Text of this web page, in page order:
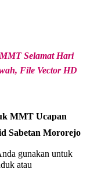
Selamat Hari
File Vector HD
MMT Ucapan
Sabetan Mororejo
gunakan untuk
atau